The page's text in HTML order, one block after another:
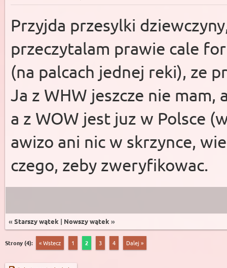
Przyjda przesylki
przeczytalam prawie cale
(na palcach jednej reki), ze
Ja z WHW jeszcze nie mam,
a z WOW jest juz w Polsce
awizo ani nic w skrzynce,
czego, zeby zweryfikowac.
« Starszy wątek | Nowszy wątek »
Strony (4): « Wstecz 1 2 3 4 Dalej »